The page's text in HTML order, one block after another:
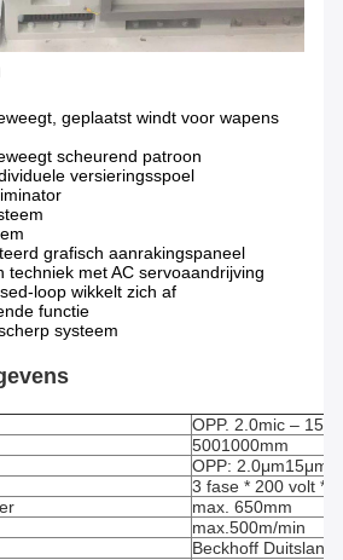
geplaatst windt voor wapens
scheurend patroon
versieringsspoel
grafisch aanrakingspaneel
techniek met AC servoaandrijving
loop wikkelt zich af
functie
systeem
OPP. 2.0mic –
5001000mm
OPP: 2.0μm15μm;
3 fase * 200 volt
max. 650mm
max.500m/min
Beckhoff Duitsland